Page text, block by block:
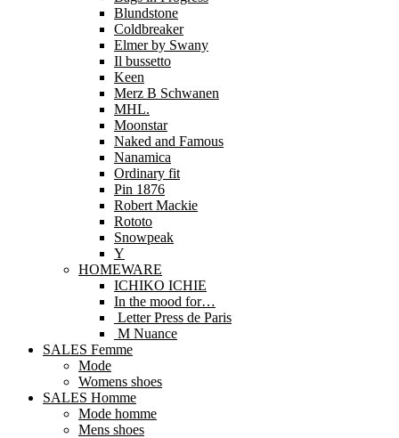
Blundstone
Coldbreaker
Elmer by Swany
Il bussetto
Keen
Merz B Schwanen
MHL.
Moonstar
Naked and Famous
Nanamica
Ordinary fit
Pin 1876
Robert Mackie
Rototo
Snowpeak
Y
HOMEWARE
ICHIKO ICHIE
In the mood for…
Letter Press de Paris
M Nuance
SALES Femme
Mode
Womens shoes
SALES Homme
Mode homme
Mens shoes